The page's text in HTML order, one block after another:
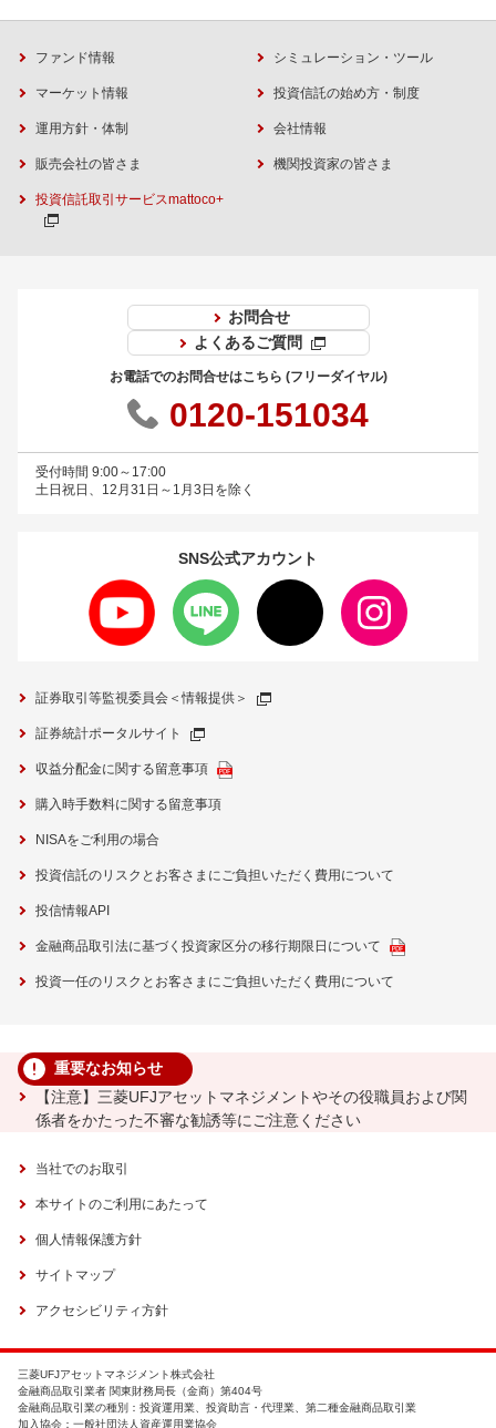
ファンド情報 シミュレーション・ツール
マーケット情報 投資信託の始め方・制度
運用方針・体制 会社情報
販売会社の皆さま 機関投資家の皆さま
投資信託取引サービスmattoco+
お問合せ
よくあるご質問
お電話でのお問合せはこちら (フリーダイヤル)
0120-151034
受付時間 9:00～17:00
土日祝日、12月31日～1月3日を除く
SNS公式アカウント
証券取引等監視委員会＜情報提供＞
証券統計ポータルサイト
収益分配金に関する留意事項
購入時手数料に関する留意事項
NISAをご利用の場合
投資信託のリスクとお客さまにご負担いただく費用について
投信情報API
金融商品取引法に基づく投資家区分の移行期限日について
投資一任のリスクとお客さまにご負担いただく費用について
重要なお知らせ
【注意】三菱UFJアセットマネジメントやその役職員および関
係者をかたった不審な勧誘等にご注意ください
当社でのお取引
本サイトのご利用にあたって
個人情報保護方針
サイトマップ
アクセシビリティ方針
三菱UFJアセットマネジメント株式会社
金融商品取引業者 関東財務局長（金商）第404号
金融商品取引業の種別：投資運用業、投資助言・代理業、第二種金融商品取引業
加入協会：一般社団法人資産運用業協会